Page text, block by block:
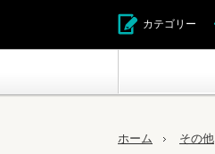
カテゴリー
ホーム その他